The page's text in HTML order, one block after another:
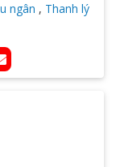
ngân , Thanh lý